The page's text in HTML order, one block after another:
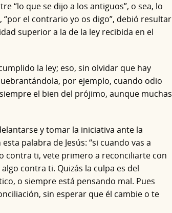
“lo que se dijo a los antiguos”, o sea, lo
“por el contrario yo os digo”, debió resultar
superior a la de la ley recibida en el
la ley; eso, sin olvidar que hay
por ejemplo, cuando odio
el bien del prójimo, aunque muchas
y tomar la iniciativa ante la
palabra de Jesús: “si cuando vas a
contra ti, vete primero a reconciliarte con
contra ti. Quizás la culpa es del
o siempre está pensando mal. Pues
sin esperar que él cambie o te